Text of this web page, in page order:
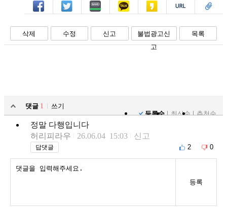
페북 트윗 밴드 카톡 카스 복사 스크랩
삭제 수정 신고
불법광고신
고
목록
댓글 1
쓰기
등록순
최신순 추천순
정말 다행입니다
허리피라우
26.06.04 15:03 신고
답댓글 2 0
등록